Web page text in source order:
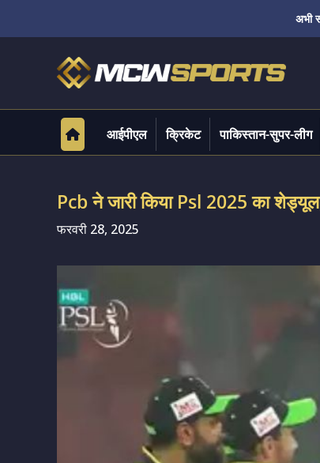
अभी
आईपीएल क्रिकेट पाकिस्तान-सुपर-लीग
Pcb ने जारी किया Psl 2025 का
फरवरी 28, 2025